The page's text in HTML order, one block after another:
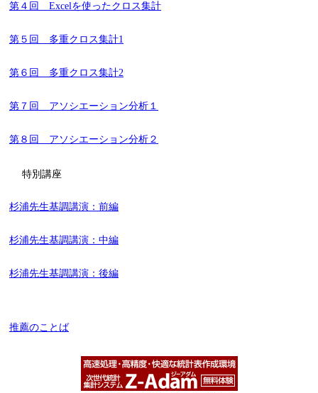
第４回 Excelを使ったクロス集計
第５回 多重クロス集計1
第６回 多重クロス集計2
第７回 アソシエーション分析１
第８回 アソシエーション分析２
特別講座
杉浦先生基調講演：前編
杉浦先生基調講演：中編
杉浦先生基調講演：後編
推薦のことば